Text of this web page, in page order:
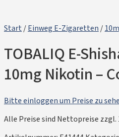
Start/Einweg E-Zigaretten /
TOBALIQ E-
10mg Nikotin –
Bitte einloggen um Preise zu
Alle Preise sind Nettopreise zzgl.